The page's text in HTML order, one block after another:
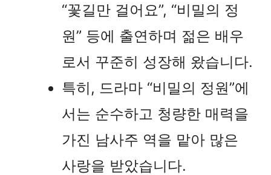
“꽃길만 걸어요”, “비밀의 정
원” 등에 출연하며 젊은 배우
로서 꾸준히 성장해 왔습니다.
특히, 드라마 “비밀의 정원”에
서는 순수하고 청량한 매력을
가진 남사주 역을 맡아 많은
사랑을 받았습니다.